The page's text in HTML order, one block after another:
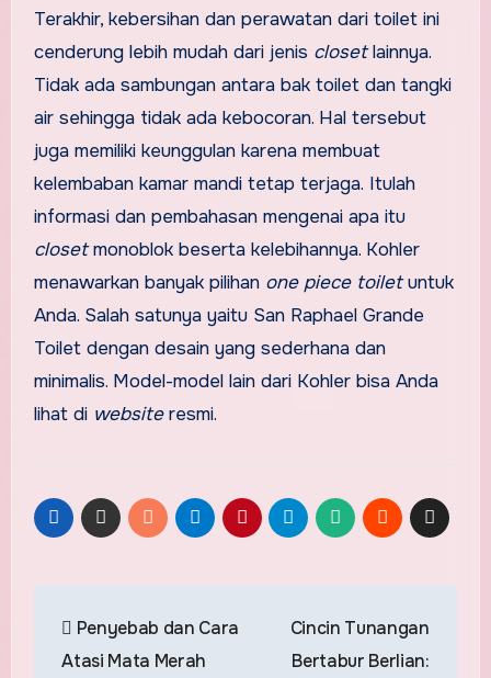
Terakhir, kebersihan dan perawatan dari toilet ini
cenderung lebih mudah dari jenis closetlainnya.
Tidak ada sambungan antara bak toilet dan tangki
air sehingga tidak ada kebocoran. Hal tersebut
juga memiliki keunggulan karena membuat
kelembaban kamar mandi tetap terjaga. Itulah
informasi dan pembahasan mengenai apa itu
closetmonoblok beserta kelebihannya. Kohler
menawarkan banyak pilihan one piece toiletuntuk
Anda. Salah satunya yaitu San Raphael Grande
Toilet dengan desain yang sederhana dan
minimalis. Model-model lain dari Kohler bisa Anda
lihat di websiteresmi.
navigation
Penyebab dan Cara
Atasi Mata Merah
Cincin Tunangan
Bertabur Berlian: